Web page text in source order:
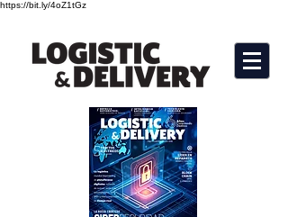
https://bit.ly/4oZ1tGz